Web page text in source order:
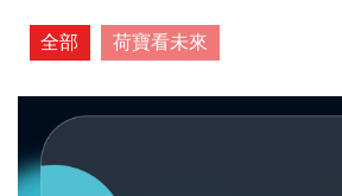
全部 荷寶看未來